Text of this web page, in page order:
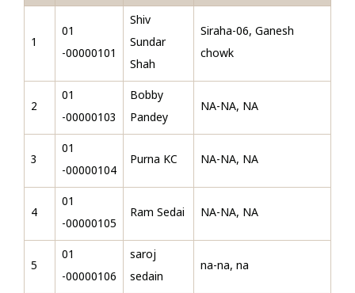
1
01
-00000101
Shiv
Sundar
Shah
Siraha-06, Ganesh
chowk
2
01
-00000103
Bobby
Pandey
NA-NA, NA
3
01
-00000104
Purna KC NA-NA, NA
4
01
-00000105
Ram Sedai NA-NA, NA
5
01
-00000106
saroj
sedain
na-na, na